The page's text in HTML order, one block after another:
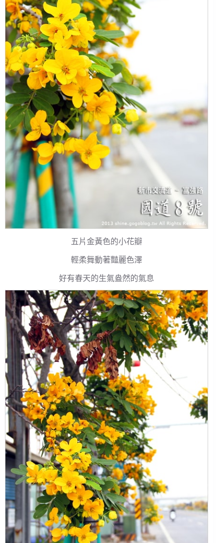
五片金黃色的小花瓣
輕柔舞動著豔麗色澤
好有春天的生氣盎然的氣息